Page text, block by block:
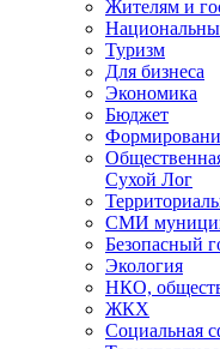
Жителям и
Туризм
Для бизнеса
Экономика
Бюджет
Сухой Лог
СМИ
Безопасный
Экология
НКО,
ЖКХ
Социальная